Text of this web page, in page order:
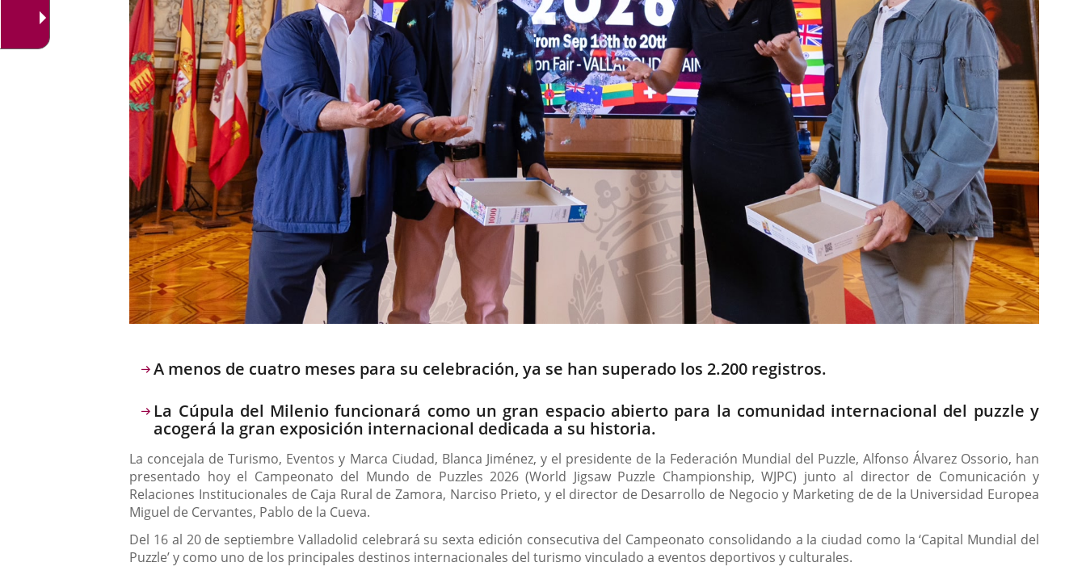
Descripción
A menos de cuatro meses para su celebración, ya se han superado los 2.200 registros.
La Cúpula del Milenio funcionará como un gran espacio abierto para la comunidad internacional del puzzle y
acogerá la gran exposición internacional dedicada a su historia.
La concejala de Turismo, Eventos y Marca Ciudad, Blanca Jiménez, y el presidente de la Federación Mundial del Puzzle, Alfonso Álvarez Ossorio, han
presentado hoy el Campeonato del Mundo de Puzzles 2026 (World Jigsaw Puzzle Championship, WJPC) junto al director de Comunicación y
Relaciones Institucionales de Caja Rural de Zamora, Narciso Prieto, y el director de Desarrollo de Negocio y Marketing de de la Universidad Europea
Miguel de Cervantes, Pablo de la Cueva.
Del 16 al 20 de septiembre Valladolid celebrará su sexta edición consecutiva del Campeonato consolidando a la ciudad como la ‘Capital Mundial del
Puzzle’ y como uno de los principales destinos internacionales del turismo vinculado a eventos deportivos y culturales.